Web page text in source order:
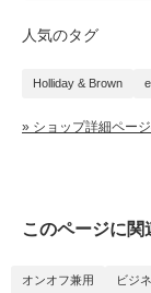
人気のタグ
Holliday & Brown
» ショップ詳細ペー
このページに関
オンオフ兼用 ビジ